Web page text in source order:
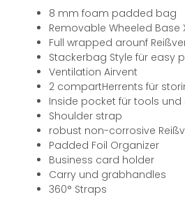
8 mm foam padded bag
Removable Wheeled
Full wrapped arounf
Stackerbag Style für easy
Ventilation Airvent
2 compartHerrents für
Inside pocket für tools
Shoulder strap
robust non-corrosive
Padded Foil Organizer
Business card holder
Carry und grabhandles
360° Straps